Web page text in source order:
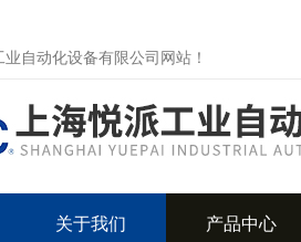
自动化设备有限公司网站！
关于我们 产品中心